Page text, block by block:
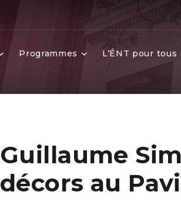
Programmes L’ÉNT pour tous
Guillaume
décors au